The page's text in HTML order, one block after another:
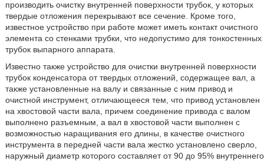
производить очистку внутренней поверхности трубок, у которых
твердые отложения перекрывают все сечение. Кроме того,
известное устройство при работе может иметь контакт очистного
элемента со стенками трубки, что недопустимо для тонкостенных
трубок выпарного аппарата.
Известно также устройство для очистки внутренней поверхности
трубок конденсатора от твердых отложений, содержащее вал, а
также установленные на валу и связанные с ним привод и
очистной инструмент, отличающееся тем, что привод установлен
на хвостовой части вала, причем соединение привода с валом
выполнено разъемным, а вал в хвостовой части выполнен с
возможностью наращивания его длины, в качестве очистного
инструмента в передней части вала жестко установлено сверло,
наружный диаметр которого составляет от 90 до 95% внутреннего